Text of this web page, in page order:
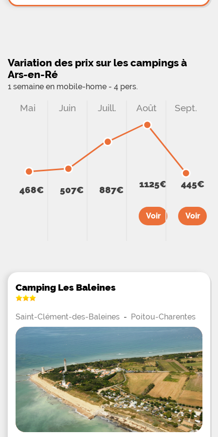
Variation des prix sur les campings à
Ars-en-Ré
1 semaine en mobile-home - 4 pers.
Mai
468€
Juin
507€
Juill.
887€
Août
1125€
Voir
Sept.
445€
Voir
Camping Les Baleines
Saint-Clément-des-Baleines - Poitou-Charentes